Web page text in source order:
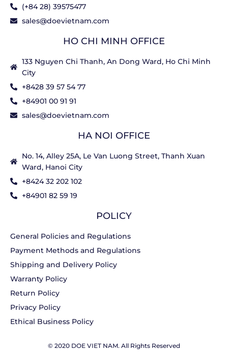
(+84 28) 39575477
sales@doevietnam.com
HO CHI MINH OFFICE
133 Nguyen Chi Thanh, An Dong Ward, Ho Chi Minh
City
+8428 39 57 54 77
+84901 00 91 91
sales@doevietnam.com
HA NOI OFFICE
No. 14, Alley 25A, Le Van Luong Street, Thanh Xuan
Ward, Hanoi City
+8424 32 202 102
+84901 82 59 19
POLICY
General Policies and Regulations
Payment Methods and Regulations
Shipping and Delivery Policy
Warranty Policy
Return Policy
Privacy Policy
Ethical Business Policy
© 2020 DOE VIET NAM. All Rights Reserved